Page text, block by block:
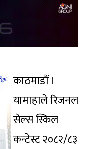
काठमाडौं ।
यामाहाले रिजनल
सेल्स स्किल
कन्टेस्ट २०८२/८३